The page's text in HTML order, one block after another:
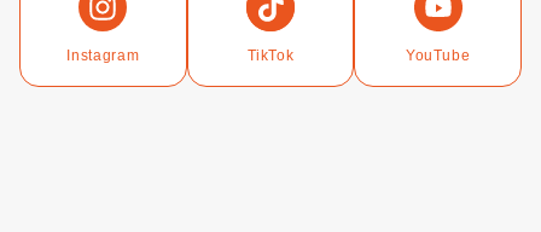
Instagram TikTok YouTube